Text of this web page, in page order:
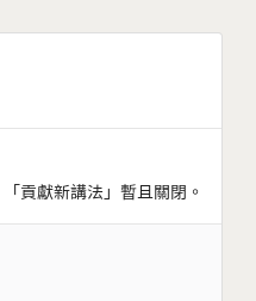
貢獻新講法」暫且關閉。